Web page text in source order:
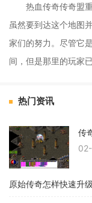
热血传奇传奇盟
虽然要到达这个地图
家们的努力。尽管它
间，但是那里的玩家
热门资讯
传
原始传奇怎样快速升